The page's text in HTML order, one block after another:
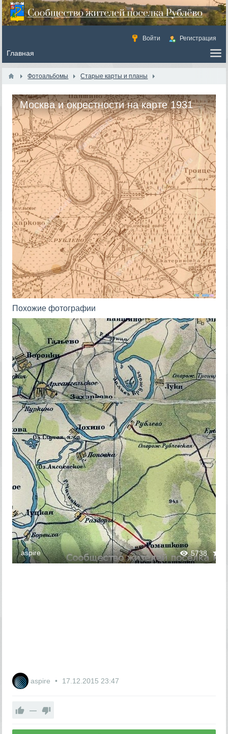
Войти Регистрация
Фотоальбомы Старые карты и планы
Москва и окрестности на карте 1931
года института геодезии и картографии
ГГУ-ВСНХ-СССР
Похожие фотографии
5738
aspire
aspire 17.12.2015 23:47
—